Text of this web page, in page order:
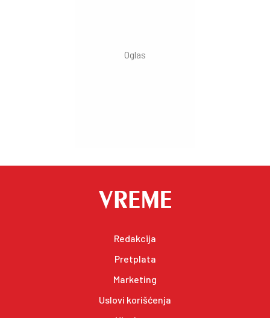
Redakcija
Pretplata
Marketing
Uslovi korišćenja